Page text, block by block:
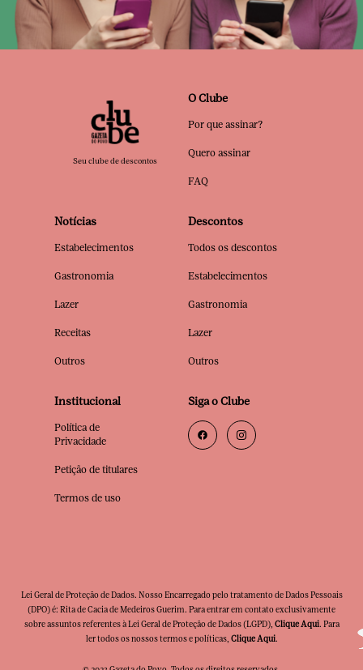
Seu clube de descontos
O Clube
Por que assinar?
Quero assinar
FAQ
Notícias
Estabelecimentos
Gastronomia
Lazer
Receitas
Outros
Descontos
Todos os descontos
Estabelecimentos
Gastronomia
Lazer
Outros
Institucional
Política de
Privacidade
Petição de titulares
Termos de uso
Siga o Clube
Lei Geral de Proteção de Dados. Nosso Encarregado pelo tratamento de Dados Pessoais
(DPO) é: Rita de Cacia de Medeiros Guerim. Para entrar em contato exclusivamente
sobre assuntos referentes à Lei Geral de Proteção de Dados (LGPD), Clique Aqui. Para
ler todos os nossos termos e políticas, Clique Aqui.